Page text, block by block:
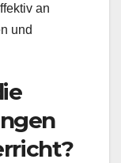
an
und